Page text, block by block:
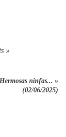
»
ninfas... »
(02/06/2025)